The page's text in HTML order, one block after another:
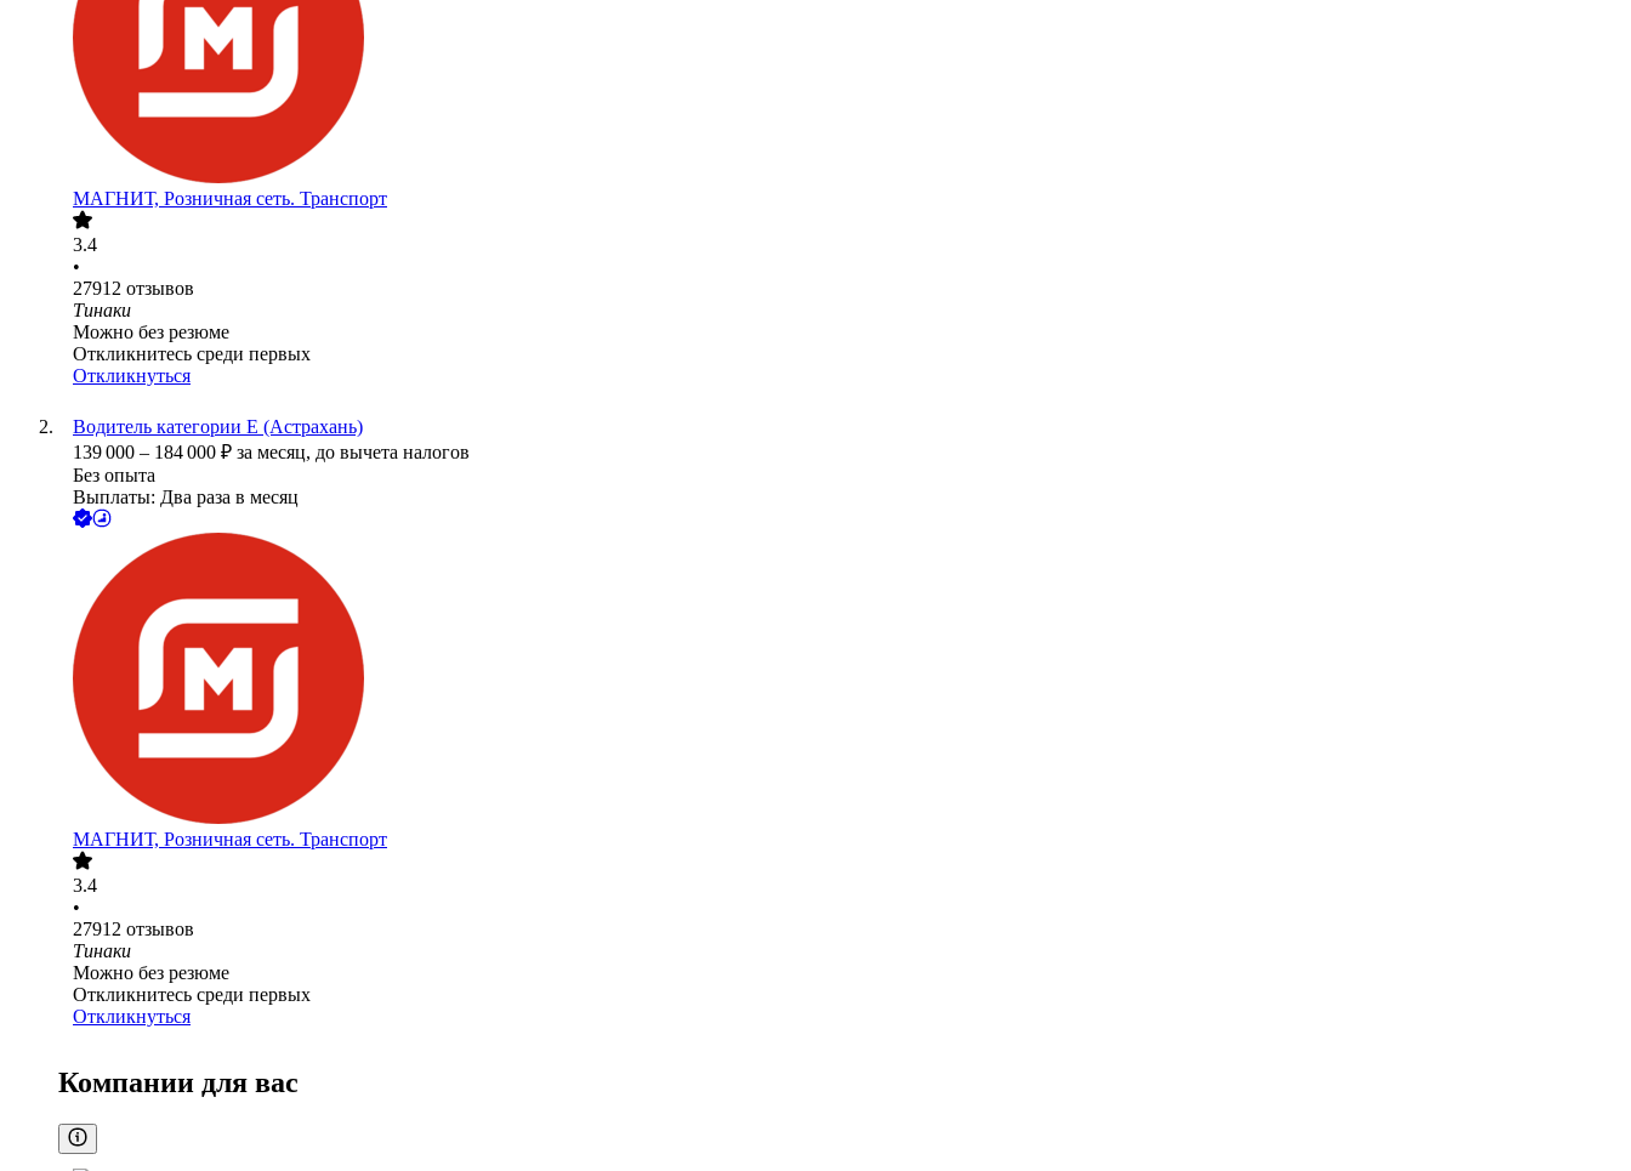
МАГНИТ, Розничная сеть. Транспорт
3.4
•
27912 отзывов
Тинаки
Можно без резюме
Откликнитесь среди первых
Откликнуться
Водитель категории Е (Астрахань)
139 000 – 184 000 ₽ за месяц, до вычета налогов
Без опыта
Выплаты: Два раза в месяц
МАГНИТ, Розничная сеть. Транспорт
3.4
•
27912 отзывов
Тинаки
Можно без резюме
Откликнитесь среди первых
Откликнуться
Компании для вас